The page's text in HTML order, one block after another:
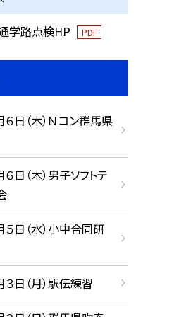
学路点検HP PDF
日（木）Ｎコン群馬県
日（木）男子ソフトテ
日（水）小中合同研
日（月）駅伝練習